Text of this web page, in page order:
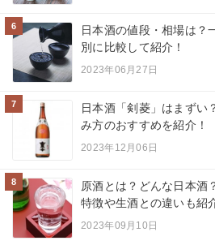
6
日本酒の値段・相場は？
別に比較して紹介！
2023年06月27日
7
日本酒「剣菱」はまずい
み方のおすすめを紹介！
2023年12月06日
8
原酒とは？どんな日本酒
特徴や生酒との違いも紹
2023年09月10日